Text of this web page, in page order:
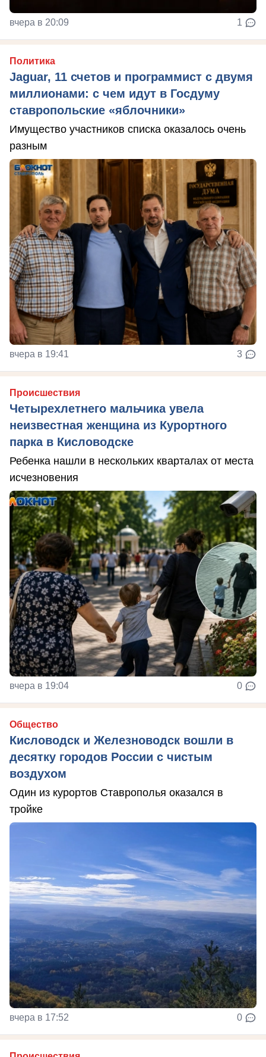
вчера в 20:09 1
Политика
Jaguar, 11 счетов и программист с двумя
миллионами: с чем идут в Госдуму
ставропольские «яблочники»
Имущество участников списка оказалось очень
разным
вчера в 19:41 3
Происшествия
Четырехлетнего мальчика увела
неизвестная женщина из Курортного
парка в Кисловодске
Ребенка нашли в нескольких кварталах от места
исчезновения
вчера в 19:04 0
Общество
Кисловодск и Железноводск вошли в
десятку городов России с чистым
воздухом
Один из курортов Ставрополья оказался в
тройке
вчера в 17:52 0